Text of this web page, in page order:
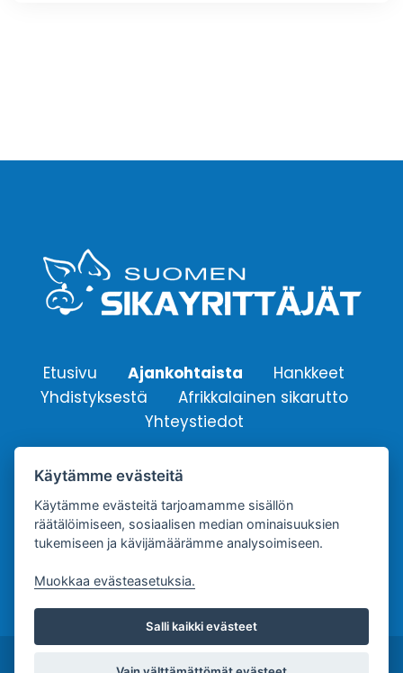
Etusivu Ajankohtaista
Hankkeet
Yhdistyksestä
Afrikkalainen sikarutto
Yhteystiedot
Suomen Sikayrittäjät ry.
Yhdistyksen sähköpostiosoite:
info@sikayrittajat.fi
Käytämme evästeitä
Käytämme evästeitä tarjoamamme sisällön
räätälöimiseen, sosiaalisen median ominaisuuksien
tukemiseen ja kävijämäärämme analysoimiseen.
Muokkaa evästeasetuksia.
Salli kaikki evästeet